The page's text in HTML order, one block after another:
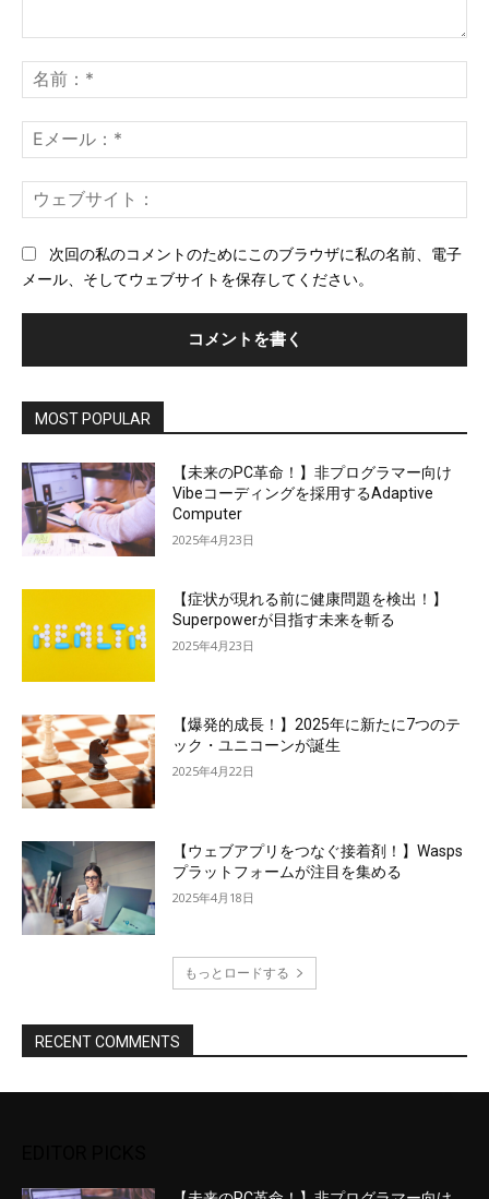
ン
ト：
前
*
メ
ー
*ェ
次回の私のコメントのためにこのブラウザに私の名前、電子
メール、そしてウェブサイトを保存してください。
MOST POPULAR
【未来のPC革命！】非プログラマー向け
Vibeコーディングを採用するAdaptive
Computer
2025年4月23日
【症状が現れる前に健康問題を検出！】
Superpowerが目指す未来を斬る
2025年4月23日
【爆発的成長！】2025年に新たに7つのテ
ック・ユニコーンが誕生
2025年4月22日
【ウェブアプリをつなぐ接着剤！】Wasps
プラットフォームが注目を集める
2025年4月18日
もっとロードする
RECENT COMMENTS